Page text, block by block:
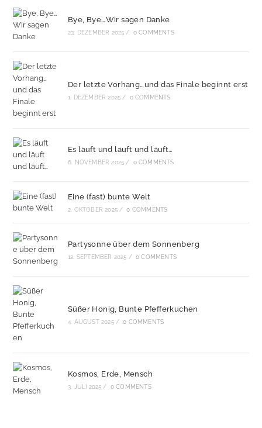
Bye, Bye…Wir sagen Danke
23. DEZEMBER 2025 / 0 COMMENTS
Der letzte Vorhang…und das Finale beginnt erst
1. DEZEMBER 2025 / 0 COMMENTS
Es läuft und läuft und läuft…
6. NOVEMBER 2025 / 0 COMMENTS
Eine (fast) bunte Welt
2. OKTOBER 2025 / 0 COMMENTS
Partysonne über dem Sonnenberg
12. SEPTEMBER 2025 / 0 COMMENTS
Süßer Honig, Bunte Pfefferkuchen
4. AUGUST 2025 / 0 COMMENTS
Kosmos, Erde, Mensch
3. JULI 2025 / 0 COMMENTS